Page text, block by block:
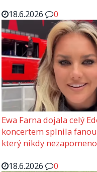
18.6.2026
0
Ewa Farna dojala celý
koncertem splnila
který nikdy
18.6.2026
0